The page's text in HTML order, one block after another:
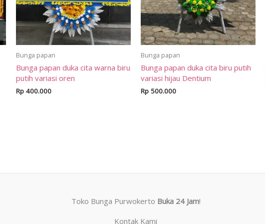
Bunga papan
Bunga papan duka cita warna biru
putih variasi oren
Rp 400.000
Bunga papan
Bunga papan duka cita biru putih
variasi hijau Dentium
Rp 500.000
Toko Bunga Purwokerto Buka 24 Jam!
Kontak Kami